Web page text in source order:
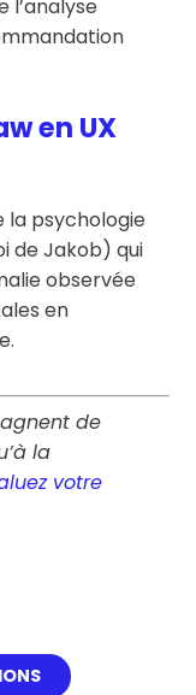
l’analyse
en UX
la psychologie
de Jakob) qui
observée
en
de
la
votre